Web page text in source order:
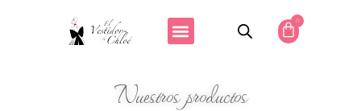
0
Nuestros productos